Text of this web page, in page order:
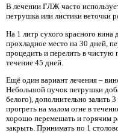
В лечении ГЛЖ часто
петрушка или листики веточки
На 1 литр сухого красного вина
прохладное место на 30 дней,
процедить и перелить в чистую
течение 45 дней.
Ещё один вариант лечения –
Небольшой пучок петрушки
белого), дополнительно залить
прогреть на малом огне в
хорошо перемешать и горячим
закрыть. Принимать по 1